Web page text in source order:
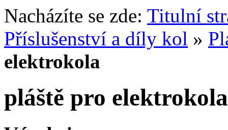
Nacházíte se zde: Titulní
Příslušenství a díly kol »
elektrokola
pláště pro elektrokola